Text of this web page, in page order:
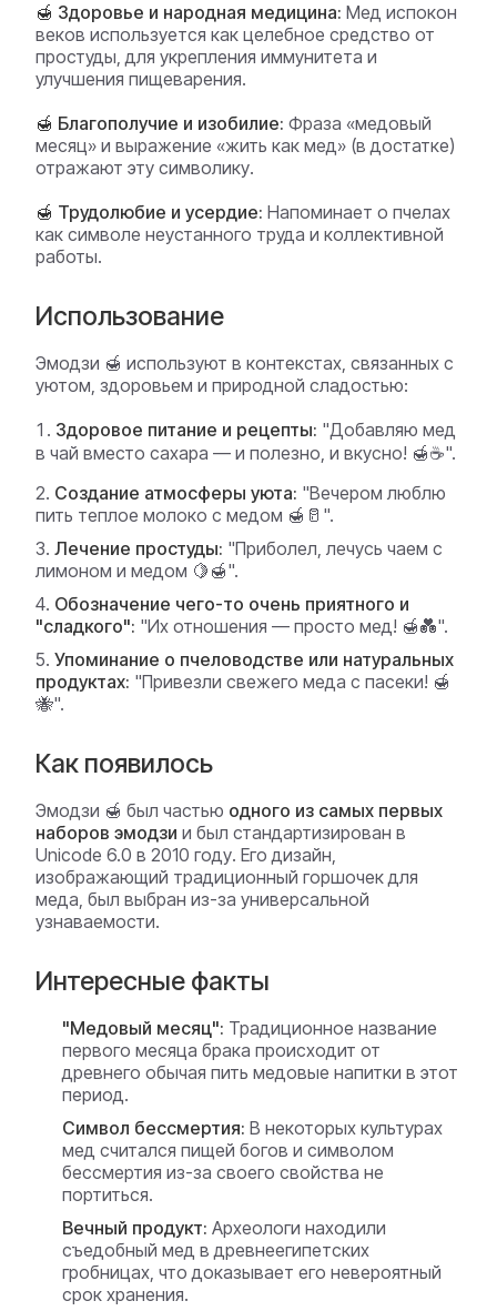
🍯 Здоровье и народная медицина: Мед испокон
веков используется как целебное средство от
простуды, для укрепления иммунитета и
улучшения пищеварения.
🍯 Благополучие и изобилие: Фраза «медовый
месяц» и выражение «жить как мед» (в достатке)
отражают эту символику.
🍯 Трудолюбие и усердие: Напоминает о пчелах
как символе неустанного труда и коллективной
работы.
Использование
Эмодзи 🍯 используют в контекстах, связанных с
уютом, здоровьем и природной сладостью:
Здоровое питание и рецепты: "Добавляю мед
в чай вместо сахара — и полезно, и вкусно! 🍯☕".
Создание атмосферы уюта: "Вечером люблю
пить теплое молоко с медом 🍯🥛".
Лечение простуды: "Приболел, лечусь чаем с
лимоном и медом 🍋🍯".
Обозначение чего-то очень приятного и
"сладкого": "Их отношения — просто мед! 🍯💑".
Упоминание о пчеловодстве или натуральных
продуктах: "Привезли свежего меда с пасеки! 🍯
🐝".
Как появилось
Эмодзи 🍯 был частью одного из самых первых
наборов эмодзи и был стандартизирован в
Unicode 6.0 в 2010 году. Его дизайн,
изображающий традиционный горшочек для
меда, был выбран из-за универсальной
узнаваемости.
Интересные факты
"Медовый месяц": Традиционное название
первого месяца брака происходит от
древнего обычая пить медовые напитки в этот
период.
Символ бессмертия: В некоторых культурах
мед считался пищей богов и символом
бессмертия из-за своего свойства не
портиться.
Вечный продукт: Археологи находили
съедобный мед в древнеегипетских
гробницах, что доказывает его невероятный
срок хранения.